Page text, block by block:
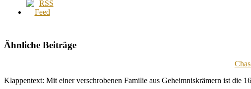
Ähnliche Beiträge
Klappentext: Mit einer verschrobenen Familie aus Geheimniskrämern ist die